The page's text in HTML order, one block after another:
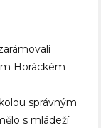
Horáckém
správným
s mládeží